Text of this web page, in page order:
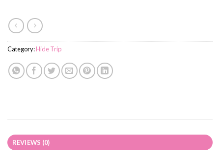
Category:Hide Trip
REVIEWS (0)